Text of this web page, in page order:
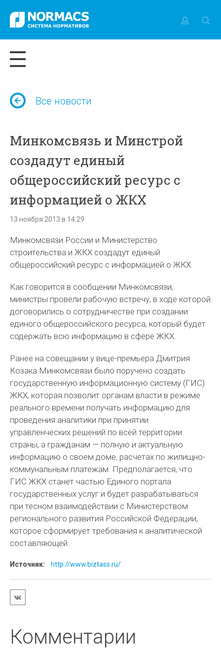
Все новости
Минкомсвязь и Минстрой
создадут единый
общероссийский ресурс с
информацией о ЖКХ
13 ноября 2013 в 14:29
Минкомсвязи России и Министерство
строительства и ЖКХ создадут единый
общероссийский ресурс с информацией о ЖКХ.
Как говорится в сообщении Минкомсвязи,
министры провели рабочую встречу, в ходе которой
договорились о сотрудничестве при создании
единого общероссийского ресурса, который будет
содержать всю информацию в сфере ЖКХ.
Ранее на совещании у вице-премьера Дмитрия
Козака Минкомсвязи было поручено создать
государственную информационную систему (ГИС)
ЖКХ, которая позволит органам власти в режиме
реального времени получать информацию для
проведения аналитики при принятии
управленческих решений по всей территории
страны, а гражданам — полную и актуальную
информацию о своем доме, расчетах по жилищно-
коммунальным платежам. Предполагается, что
ГИС ЖКХ станет частью Единого портала
государственных услуг и будет разрабатываться
при тесном взаимодействии с Министерством
регионального развития Российской Федерации,
которое сформирует требования к аналитической
составляющей.
Источник: http://www.biztass.ru/
Комментарии